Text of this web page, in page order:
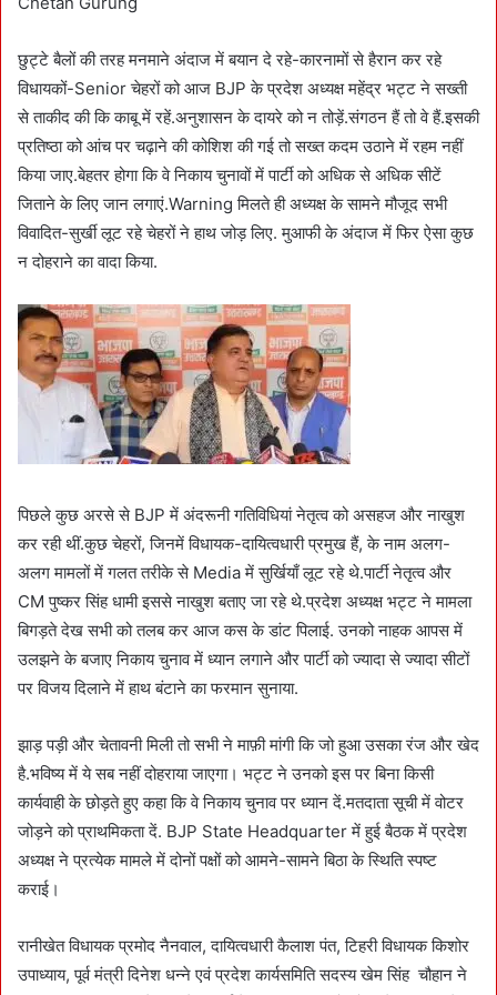
छुट्टे बैलों की तरह मनमाने अंदाज में बयान दे रहे-कारनामों से हैरान कर रहे
विधायकों-Senior चेहरों को आज BJP के प्रदेश अध्यक्ष महेंद्र भट्ट ने सख्ती
से ताकीद की कि काबू में रहें.अनुशासन के दायरे को न तोड़ें.संगठन हैं तो वे हैं.इसकी
प्रतिष्ठा को आंच पर चढ़ाने की कोशिश की गई तो सख्त कदम उठाने में रहम नहीं
किया जाए.बेहतर होगा कि वे निकाय चुनावों में पार्टी को अधिक से अधिक सीटें
जिताने के लिए जान लगाएं.Warning मिलते ही अध्यक्ष के सामने मौजूद सभी
विवादित-सुर्खी लूट रहे चेहरों ने हाथ जोड़ लिए. मुआफी के अंदाज में फिर ऐसा कुछ
न दोहराने का वादा किया.
पिछले कुछ अरसे से BJP में अंदरूनी गतिविधियां नेतृत्व को असहज और नाखुश
कर रही थीं.कुछ चेहरों, जिनमें विधायक-दायित्वधारी प्रमुख हैं, के नाम अलग-
अलग मामलों में गलत तरीके से Media में सुर्खियाँ लूट रहे थे.पार्टी नेतृत्व और
CM पुष्कर सिंह धामी इससे नाखुश बताए जा रहे थे.प्रदेश अध्यक्ष भट्ट ने मामला
बिगड़ते देख सभी को तलब कर आज कस के डांट पिलाई. उनको नाहक आपस में
उलझने के बजाए निकाय चुनाव में ध्यान लगाने और पार्टी को ज्यादा से ज्यादा सीटों
पर विजय दिलाने में हाथ बंटाने का फरमान सुनाया.
झाड़ पड़ी और चेतावनी मिली तो सभी ने माफ़ी मांगी कि जो हुआ उसका रंज और खेद
है.भविष्य में ये सब नहीं दोहराया जाएगा। भट्ट ने उनको इस पर बिना किसी
कार्यवाही के छोड़ते हुए कहा कि वे निकाय चुनाव पर ध्यान दें.मतदाता सूची में वोटर
जोड़ने को प्राथमिकता दें. BJP State Headquarter में हुई बैठक में प्रदेश
अध्यक्ष ने प्रत्येक मामले में दोनों पक्षों को आमने-सामने बिठा के स्थिति स्पष्ट
कराई।
रानीखेत विधायक प्रमोद नैनवाल, दायित्वधारी कैलाश पंत, टिहरी विधायक किशोर
उपाध्याय, पूर्व मंत्री दिनेश धन्ने एवं प्रदेश कार्यसमिति सदस्य खेम सिंह चौहान ने